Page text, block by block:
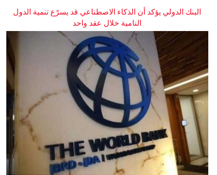
البنك الدولي يؤكد أن الذكاء الاصطناعي قد يسرّع تنمية الدول
النامية خلال عقد واحد